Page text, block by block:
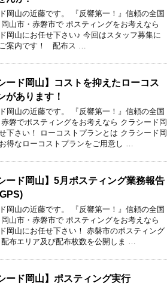
岡山の近藤です。 『反響第一！』信頼の全国
山市・赤磐市で ポスティングをお考えなら
岡山にお任せ下さい♪ 今回はスタッフ募集に
案内です！ 配布ス …
ード岡山】コストを抑えたローコス
があります！
岡山の近藤です。 『反響第一！』信頼の全国
磐でポスティングをお考えなら クラシード岡
下さい！ ローコストプランとは クラシード岡
得なローコストプランをご用意し …
ード岡山】5月ポスティング業務報告
岡山の近藤です。 『反響第一！』信頼の全国
山市・赤磐市で ポスティングをお考えなら
岡山にお任せ下さい！ 赤磐市のポスティング
布エリア及び配布枚数を公開しま …
ード岡山】ポスティング実行